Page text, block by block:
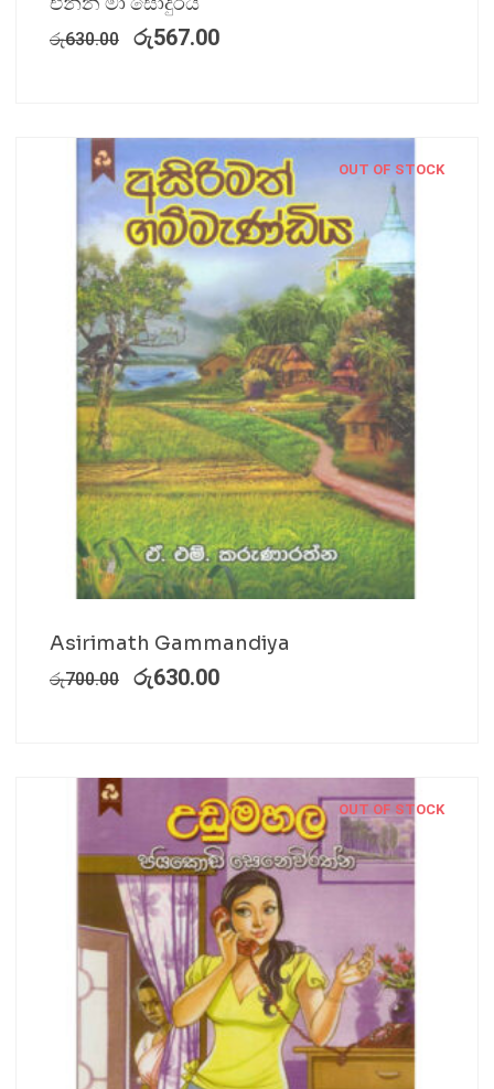
රු630.00 රු567.00
OUT OF STOCK
Asirimath Gammandiya
රු700.00 රු630.00
OUT OF STOCK